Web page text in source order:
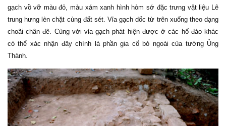
gạch vồ vỡ màu đỏ, màu xám xanh hình hòm sớ đặc trưng vật liệu Lê
trung hưng lèn chặt cùng đất sét. Vỉa gạch dốc từ trên xuống theo dạng
choãi chân đê. Cùng với vỉa gạch phát hiện được ở các hố đào khác
có thể xác nhận đây chính là phần gia cố bó ngoài của tường Ủng
Thành.